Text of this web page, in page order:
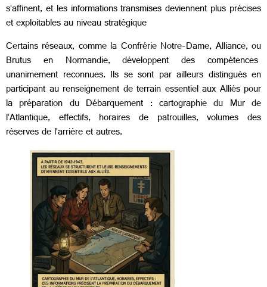
s’affinent, et les informations transmises deviennent plus précises
et exploitables au niveau stratégique
Certains réseaux, comme la Confrérie Notre-Dame, Alliance, ou
Brutus en Normandie, développent des compétences
unanimement reconnues. Ils se sont par ailleurs distingués en
participant au renseignement de terrain essentiel aux Alliés pour
la préparation du Débarquement : cartographie du Mur de
l’Atlantique, effectifs, horaires de patrouilles, volumes des
réserves de l’arrière et autres.